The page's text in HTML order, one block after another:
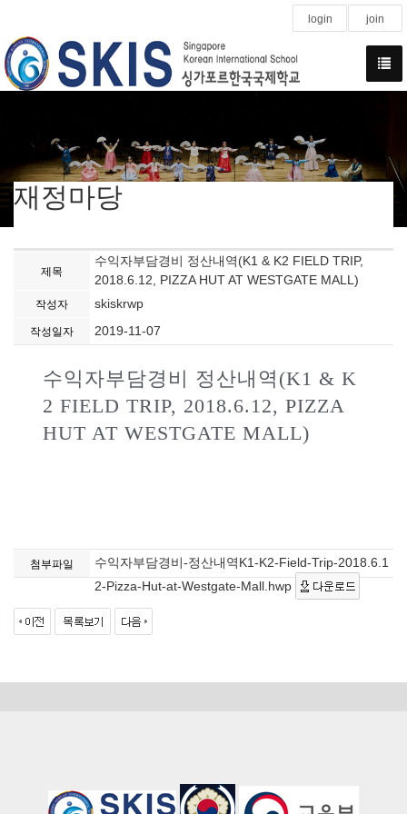
login join
재정마당
제목
수익자부담경비 정산내역(K1 & K2 FIELD TRIP,
2018.6.12, PIZZA HUT AT WESTGATE MALL)
작성자 skiskrwp
작성일자 2019-11-07
수익자부담경비 정산내역(K1 & K
2 FIELD TRIP, 2018.6.12, PIZZA
HUT AT WESTGATE MALL)
첨부파일
수익자부담경비-정산내역K1-K2-Field-Trip-2018.6.1
2-Pizza-Hut-at-Westgate-Mall.hwp